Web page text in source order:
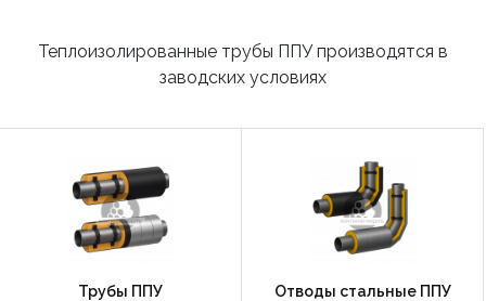
Теплоизолированные трубы ППУ производятся в
заводских условиях
Трубы ППУ Отводы стальные ППУ